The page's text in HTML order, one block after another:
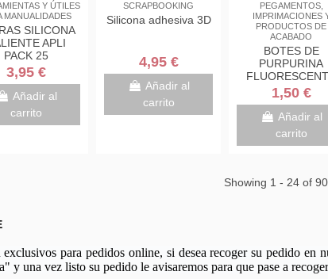
Y ÚTILES
MANUALIDADES
SILICONA
APLI
PACK 25
3,95 €
Añadir al
carrito
SCRAPBOOKING
Silicona adhesiva 3D
4,95 €
Añadir al
carrito
PEGAMENTOS,
IMPRIMACIONES
PRODUCTOS DE
ACABADO
BOTES DE
PURPURINA
1,50 €
Añadir al
carrito
Showing 1 - 24 of
para pedidos online, si desea recoger su pedido en
y una vez listo su pedido le avisaremos para que pase a